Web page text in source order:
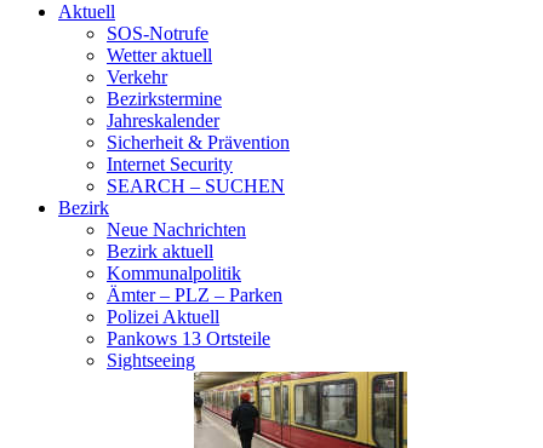
Aktuell
SOS-Notrufe
Wetter aktuell
Verkehr
Bezirkstermine
Jahreskalender
Sicherheit & Prävention
Internet Security
SEARCH – SUCHEN
Bezirk
Neue Nachrichten
Bezirk aktuell
Kommunalpolitik
Ämter – PLZ – Parken
Polizei Aktuell
Pankows 13 Ortsteile
Sightseeing